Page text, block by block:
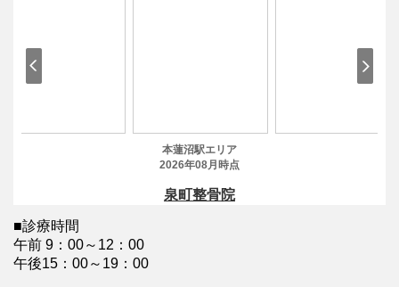
■診療時間
午前 9：00～12：00
午後15：00～19：00